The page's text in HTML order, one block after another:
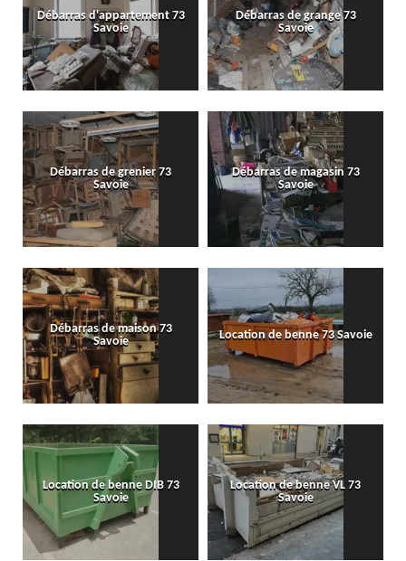
Débarras d'appartement 73
Savoie
Débarras de grange 73
Savoie
Débarras de grenier 73
Savoie
Débarras de magasin 73
Savoie
Débarras de maison 73
Savoie
Location de benne 73 Savoie
Location de benne DIB 73
Savoie
Location de benne VL 73
Savoie